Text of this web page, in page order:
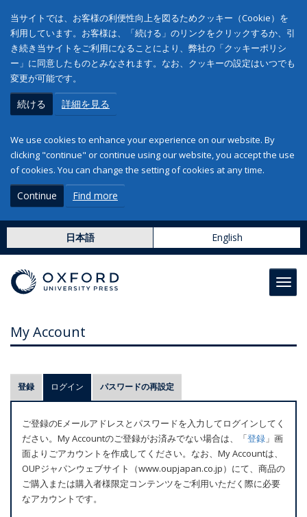
当サイトでは、お客様の利便性向上を図るためクッキー（Cookie）を
利用しています。お客様は、「続ける」のリンクをクリックするか、引
き続き当サイトをご利用になることにより、弊社の「クッキーポリシ
ー」に同意したものとみなされます。なお、クッキーの設定はいつでも
変更が可能です。
続ける 詳細を見る
We use cookies to enhance your experience on our website. By
clicking "continue" or continue using our website, you accept the use
of cookies. You can change the setting of cookies at any time.
Continue Find more
日本語 English
My Account
プ
ラ
マ
リ
ー
タ
ブ
登録 ログイン (アクティブなタブ)
パスワードの再設定
ご登録のEメールアドレスとパスワードを入力してログインしてく
ださい。My Accountのご登録がお済みでない場合は、「登録 」画
面よりごアカウントを作成してください。なお、My Accountは、
OUPジャパンウェブサイト（www.oupjapan.co.jp）にて、商品の
ご購入または購入者様限定コンテンツをご利用いただく際に必要
なアカウントです。